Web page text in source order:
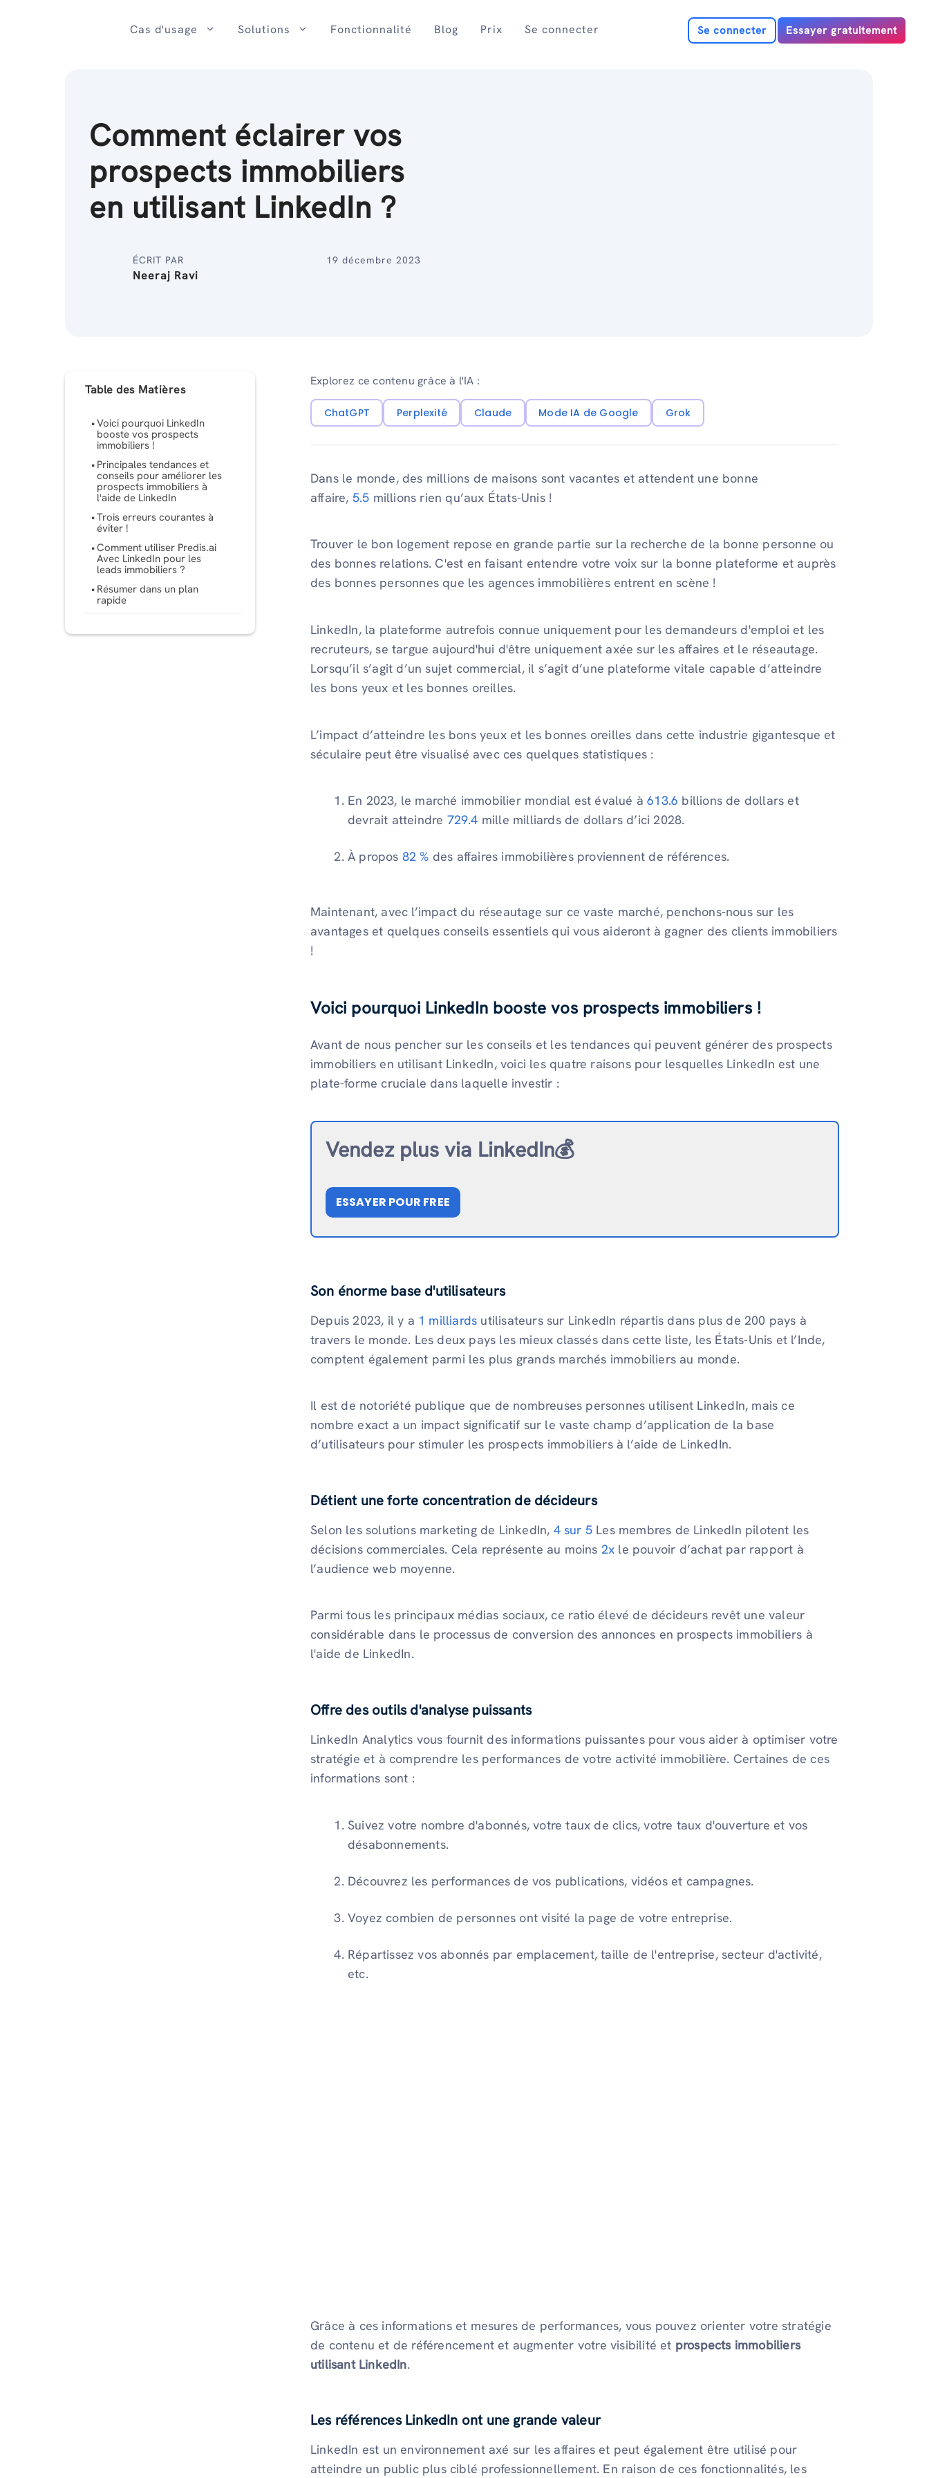
Cas d'usage Solutions Fonctionnalité Blog Prix Se connecter Se connecter Essayer gratuitement
Comment éclairer vos
prospects immobiliers
en utilisant LinkedIn ?
ÉCRIT PAR
Neeraj Ravi
19 décembre 2023
Table des Matières
Voici pourquoi LinkedIn
booste vos prospects
immobiliers !
Principales tendances et
conseils pour améliorer les
prospects immobiliers à
l'aide de LinkedIn
Trois erreurs courantes à
éviter !
Comment utiliser Predis.ai
Avec LinkedIn pour les
leads immobiliers ?
Résumer dans un plan
rapide
Explorez ce contenu grâce à l'IA :
ChatGPT Perplexité Claude Mode IA de Google Grok
Dans le monde, des millions de maisons sont vacantes et attendent une bonne
affaire, 5.5 millions rien qu’aux États-Unis !
Trouver le bon logement repose en grande partie sur la recherche de la bonne personne ou
des bonnes relations. C'est en faisant entendre votre voix sur la bonne plateforme et auprès
des bonnes personnes que les agences immobilières entrent en scène !
LinkedIn, la plateforme autrefois connue uniquement pour les demandeurs d'emploi et les
recruteurs, se targue aujourd'hui d'être uniquement axée sur les affaires et le réseautage.
Lorsqu’il s’agit d’un sujet commercial, il s’agit d’une plateforme vitale capable d’atteindre
les bons yeux et les bonnes oreilles.
L’impact d’atteindre les bons yeux et les bonnes oreilles dans cette industrie gigantesque et
séculaire peut être visualisé avec ces quelques statistiques :
En 2023, le marché immobilier mondial est évalué à613.6 billions de dollars et
devrait atteindre 729.4 mille milliards de dollars d’ici 2028.
À propos 82 % des affaires immobilières proviennent de références.
Maintenant, avec l’impact du réseautage sur ce vaste marché, penchons-nous sur les
avantages et quelques conseils essentiels qui vous aideront à gagner des clients immobiliers
!
Voici pourquoi LinkedIn booste vos prospects immobiliers !
Avant de nous pencher sur les conseils et les tendances qui peuvent générer des prospects
immobiliers en utilisant LinkedIn, voici les quatre raisons pour lesquelles LinkedIn est une
plate-forme cruciale dans laquelle investir :
Vendez plus via LinkedIn💰
ESSAYER POUR FREE
Son énorme base d'utilisateurs
Depuis 2023, il y a 1 milliards utilisateurs sur LinkedIn répartis dans plus de 200 pays à
travers le monde. Les deux pays les mieux classés dans cette liste, les États-Unis et l’Inde,
comptent également parmi les plus grands marchés immobiliers au monde.
Il est de notoriété publique que de nombreuses personnes utilisent LinkedIn, mais ce
nombre exact a un impact significatif sur le vaste champ d’application de la base
d’utilisateurs pour stimuler les prospects immobiliers à l’aide de LinkedIn.
Détient une forte concentration de décideurs
Selon les solutions marketing de LinkedIn, 4 sur 5 Les membres de LinkedIn pilotent les
décisions commerciales. Cela représente au moins 2x le pouvoir d’achat par rapport à
l’audience web moyenne.
Parmi tous les principaux médias sociaux, ce ratio élevé de décideurs revêt une valeur
considérable dans le processus de conversion des annonces en prospects immobiliers à
l'aide de LinkedIn.
Offre des outils d'analyse puissants
LinkedIn Analytics vous fournit des informations puissantes pour vous aider à optimiser votre
stratégie et à comprendre les performances de votre activité immobilière. Certaines de ces
informations sont :
Suivez votre nombre d'abonnés, votre taux de clics, votre taux d'ouverture et vos
désabonnements.
Découvrez les performances de vos publications, vidéos et campagnes.
Voyez combien de personnes ont visité la page de votre entreprise.
Répartissez vos abonnés par emplacement, taille de l'entreprise, secteur d'activité,
etc.
Grâce à ces informations et mesures de performances, vous pouvez orienter votre stratégie
de contenu et de référencement et augmenter votre visibilité et prospects immobiliers
utilisant LinkedIn.
Les références LinkedIn ont une grande valeur
LinkedIn est un environnement axé sur les affaires et peut également être utilisé pour
atteindre un public plus ciblé professionnellement. En raison de ces fonctionnalités, les